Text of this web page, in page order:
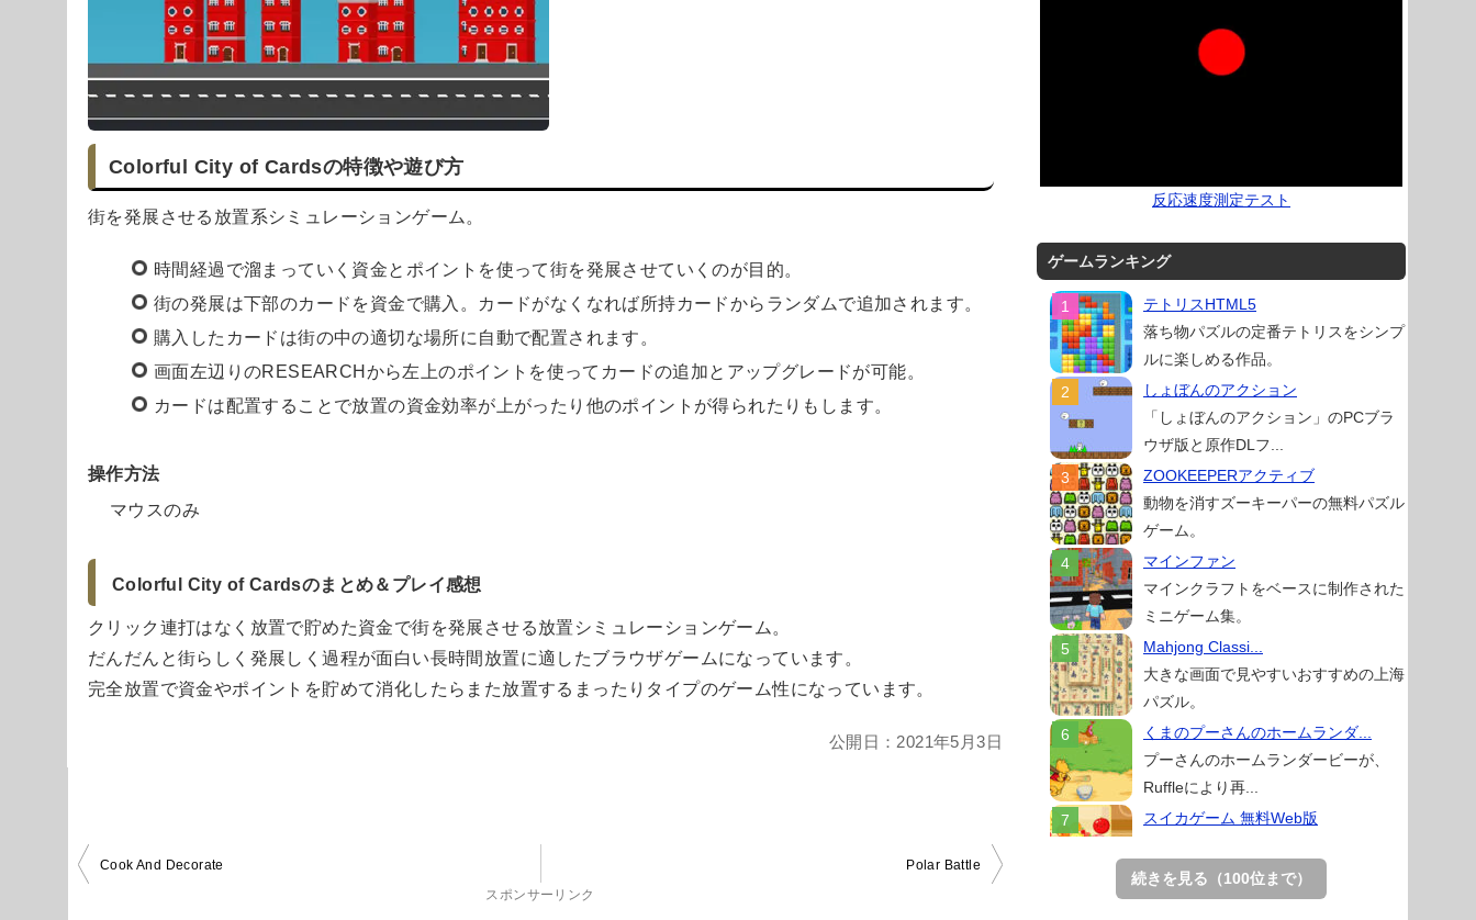
Colorful City of Cardsの特徴や遊び方
街を発展させる放置系シミュレーションゲーム。
時間経過で溜まっていく資金とポイントを使って街を発展させていくのが目的。
街の発展は下部のカードを資金で購入。カードがなくなれば所持カードからランダムで追加されます。
購入したカードは街の中の適切な場所に自動で配置されます。
画面左辺りのRESEARCHから左上のポイントを使ってカードの追加とアップグレードが可能。
カードは配置することで放置の資金効率が上がったり他のポイントが得られたりもします。
操作方法
マウスのみ
Colorful City of Cardsのまとめ＆プレイ感想
クリック連打はなく放置で貯めた資金で街を発展させる放置シミュレーションゲーム。
だんだんと街らしく発展しく過程が面白い長時間放置に適したブラウザゲームになっています。
完全放置で資金やポイントを貯めて消化したらまた放置するまったりタイプのゲーム性になっています。
公開日：2021年5月3日
投
Cook And Decorate
Polar Battle
スポンサーリンク
反応速度測定テスト
ゲームランキング
テトリスHTML5
落ち物パズルの定番テトリスをシンプ
ルに楽しめる作品。
しょぼんのアクション
「しょぼんのアクション」のPCブラ
ウザ版と原作DLフ...
ZOOKEEPERアクティブ
動物を消すズーキーパーの無料パズル
ゲーム。
マインファン
マインクラフトをベースに制作された
ミニゲーム集。
Mahjong Classi...
大きな画面で見やすいおすすめの上海
パズル。
くまのプーさんのホームランダ...
プーさんのホームランダービーが、
Ruffleにより再...
スイカゲーム 無料Web版
無料Web版。
アローアウト
続きを見る（100位まで）